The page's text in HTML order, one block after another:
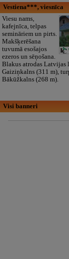
Vestiena***, viesnīca
Viesu nams,
kafejnīca, telpas
semināriem un pirts.
Makšķerēšana
tuvumā esošajos
ezeros un sēņošana.
Blakus atrodas Latvijas
Gaiziņkalns (311 m),
Bākūžkalns (268 m).
Visi banneri